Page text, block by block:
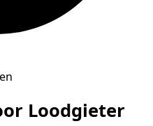
Loodgieter